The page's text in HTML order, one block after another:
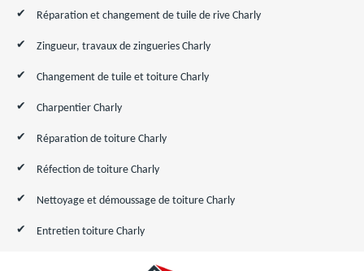
Réparation et changement de tuile de rive Charly
Zingueur, travaux de zingueries Charly
Changement de tuile et toiture Charly
Charpentier Charly
Réparation de toiture Charly
Réfection de toiture Charly
Nettoyage et démoussage de toiture Charly
Entretien toiture Charly